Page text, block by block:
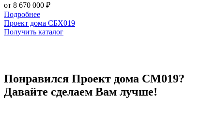
от 8 670 000 ₽
Подробнее
Проект дома СБХ019
Получить каталог
Понравился Проект дома СМ019?
Давайте сделаем Вам лучше!